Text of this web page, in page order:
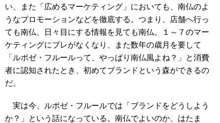
い、また「広めるマーケティング」においても、南仏のよ
うなプロモーションなどを徹底する。つまり、店舗へ行っ
ても南仏、日々目にする情報を見ても南仏。１～７のマー
ケティングにブレがなくなり、また数年の歳月を要して
「ルポゼ・フルールって、やっぱり南仏風よね？」と消費
者に認知されたとき、初めてブランドという森ができるの
だ。
実は今、ルポゼ・フルールでは「ブランドをどうしよう
か？」という話になっている。南仏でよいのか、はたま